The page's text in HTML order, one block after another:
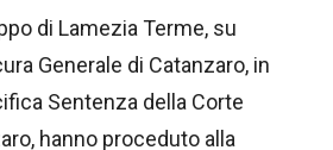
di Lamezia Terme, su
Generale di Catanzaro, in
Sentenza della Corte
hanno proceduto alla